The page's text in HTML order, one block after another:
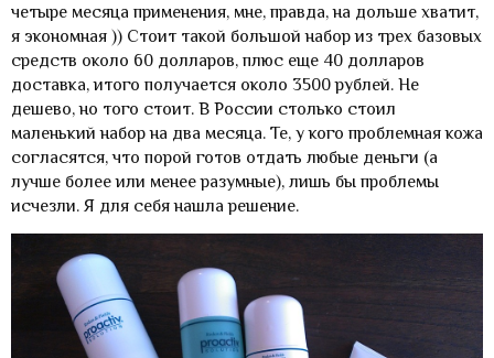
четыре месяца применения, мне, правда, на дольше хватит,
я экономная )) Стоит такой большой набор из трех базовых
средств около 60 долларов, плюс еще 40 долларов
доставка, итого получается около 3500 рублей. Не
дешево, но того стоит. В России столько стоил
маленький набор на два месяца. Те, у кого проблемная кожа
согласятся, что порой готов отдать любые деньги (а
лучше более или менее разумные), лишь бы проблемы
исчезли. Я для себя нашла решение.